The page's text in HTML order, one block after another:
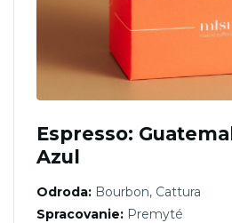
Espresso:
Azul
Odroda: Bourbon, Cattura
Spracovanie: Premyté